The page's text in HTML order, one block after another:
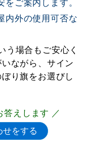
内外の使用可否な
う場合もご安心く
ながら、サイン
り旗をお選びし
答えします ／